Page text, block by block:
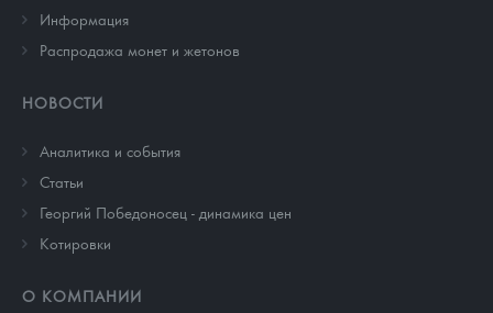
Информация
Распродажа монет и жетонов
НОВОСТИ
Аналитика и события
Cтатьи
Георгий Победоносец - динамика цен
Котировки
О КОМПАНИИ